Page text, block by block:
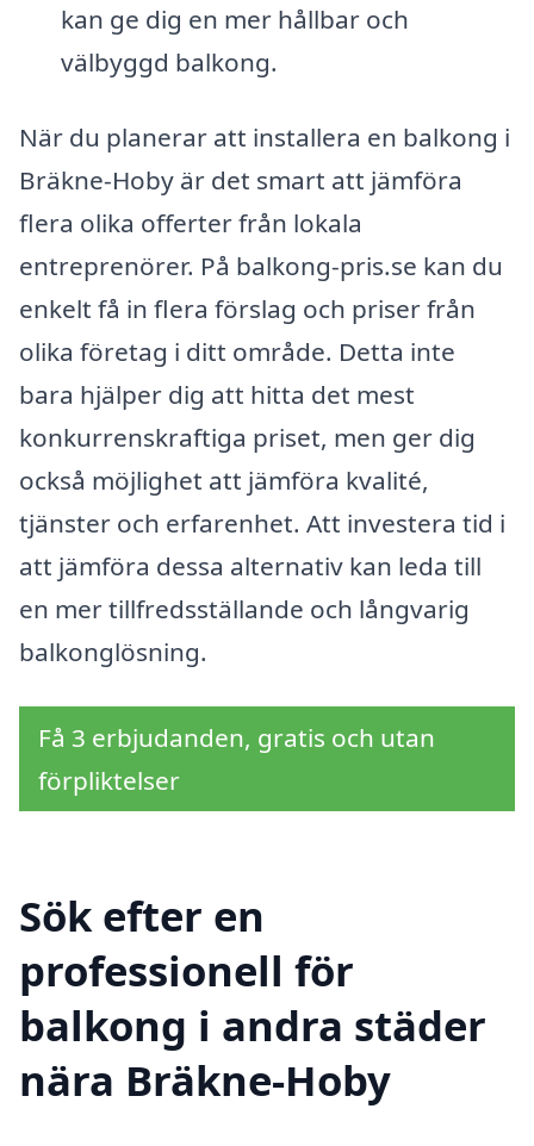
kan ge dig en mer hållbar och
välbyggd balkong.
När du planerar att installera en balkong i
Bräkne-Hoby är det smart att jämföra
flera olika offerter från lokala
entreprenörer. På balkong-pris.se kan du
enkelt få in flera förslag och priser från
olika företag i ditt område. Detta inte
bara hjälper dig att hitta det mest
konkurrenskraftiga priset, men ger dig
också möjlighet att jämföra kvalité,
tjänster och erfarenhet. Att investera tid i
att jämföra dessa alternativ kan leda till
en mer tillfredsställande och långvarig
balkonglösning.
Få 3 erbjudanden, gratis och utan
förpliktelser
Sök efter en
professionell för
balkong i andra städer
nära Bräkne-Hoby